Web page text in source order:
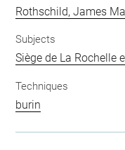
Rothschild, James
Subjects
Siège de La Rochelle
Techniques
burin